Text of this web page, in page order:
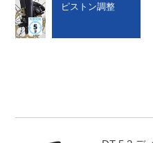
ピストン調整